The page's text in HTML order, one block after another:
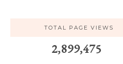
TOTAL PAGE VIEWS
2,899,475